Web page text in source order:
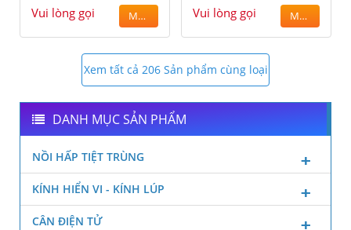
Vui lòng gọi MUA Vui lòng gọi MUA
Xem tất cả 206 Sản phẩm cùng loại
DANH MỤC SẢN PHẨM
NỒI HẤP TIỆT TRÙNG
KÍNH HIỂN VI - KÍNH LÚP
CÂN ĐIỆN TỬ